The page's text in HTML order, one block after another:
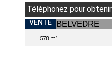
Téléphonez pour
VENTE
578 m²